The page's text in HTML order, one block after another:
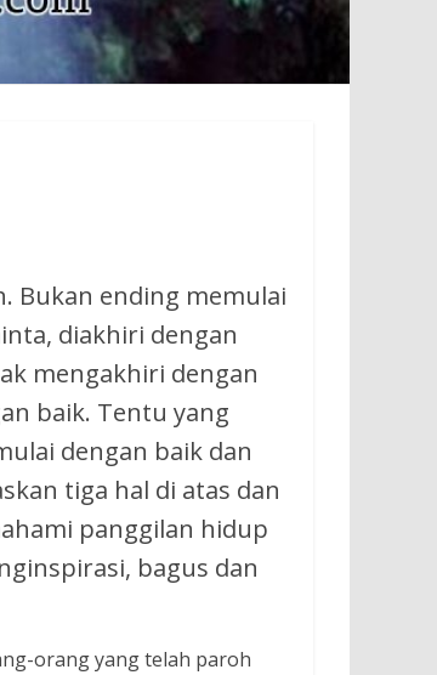
Bukan ending memulai
diakhiri dengan
mengakhiri dengan
baik. Tentu yang
dengan baik dan
tiga hal di atas dan
panggilan hidup
bagus dan
orang yang telah paroh